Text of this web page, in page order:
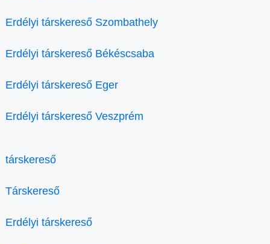
Erdélyi társkereső Szombathely
Erdélyi társkereső Békéscsaba
Erdélyi társkereső Eger
Erdélyi társkereső Veszprém
társkereső
Társkereső
Erdélyi társkereső